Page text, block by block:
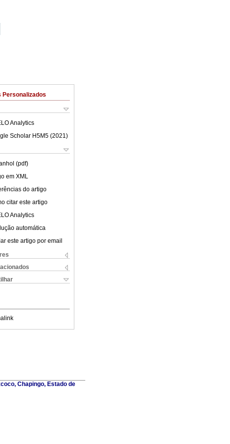
Personalizados
Analytics
Scholar H5M5 (2021 )
(pdf)
em XML
do artigo
citar este artigo
Analytics
automática
este artigo por email
Chapingo, Estado de